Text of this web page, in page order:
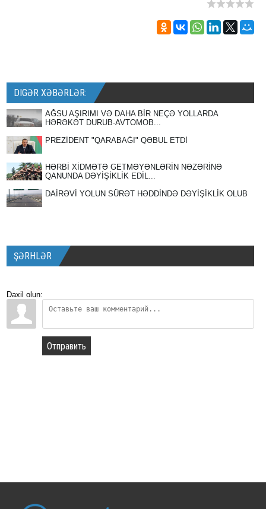
DIGƏR XƏBƏRLƏR:
AĞSU AŞIRIMI VƏ DAHA BİR NEÇƏ YOLLARDA
HƏRƏKƏT DURUB-AVTOMOB...
PREZİDENT "QARABAĞI" QƏBUL ETDİ
HƏRBİ XİDMƏTƏ GETMƏYƏNLƏRİN NƏZƏRİNƏ
QANUNDA DƏYİŞİKLİK EDİL...
DAİRƏVİ YOLUN SÜRƏT HƏDDİNDƏ DƏYİŞİKLİK OLUB
ŞƏRHLƏR
Daxil olun:
Отправить